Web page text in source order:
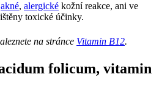
akné, alergické kožní reakce, ani ve
toxické účinky.
na stránce Vitamin B12.
folicum, vitamin